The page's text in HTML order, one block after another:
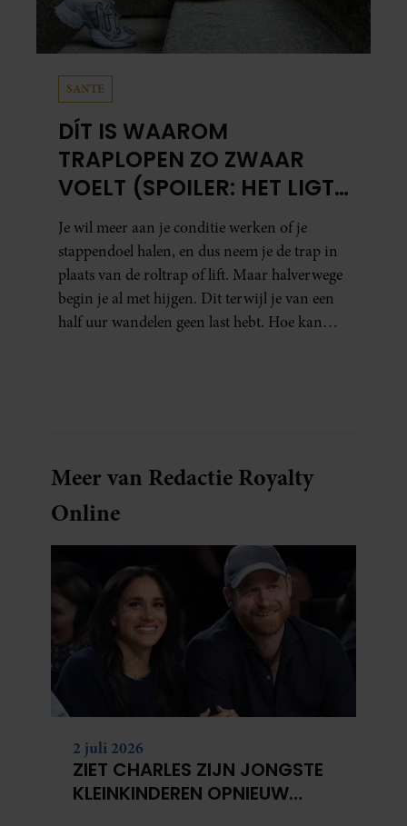
SANTE
DÍT IS WAAROM
TRAPLOPEN ZO ZWAAR
VOELT (SPOILER: HET LIGT
NIET AAN JE CONDITIE)
Je wil meer aan je conditie werken of je
stappendoel halen, en dus neem je de trap in
plaats van de roltrap of lift. Maar halverwege
begin je al met hijgen. Dit terwijl je van een
half uur wandelen geen last hebt. Hoe kan
Meer van Redactie Royalty
Online
2 juli 2026
ZIET CHARLES ZIJN JONGSTE
KLEINKINDEREN OPNIEUW